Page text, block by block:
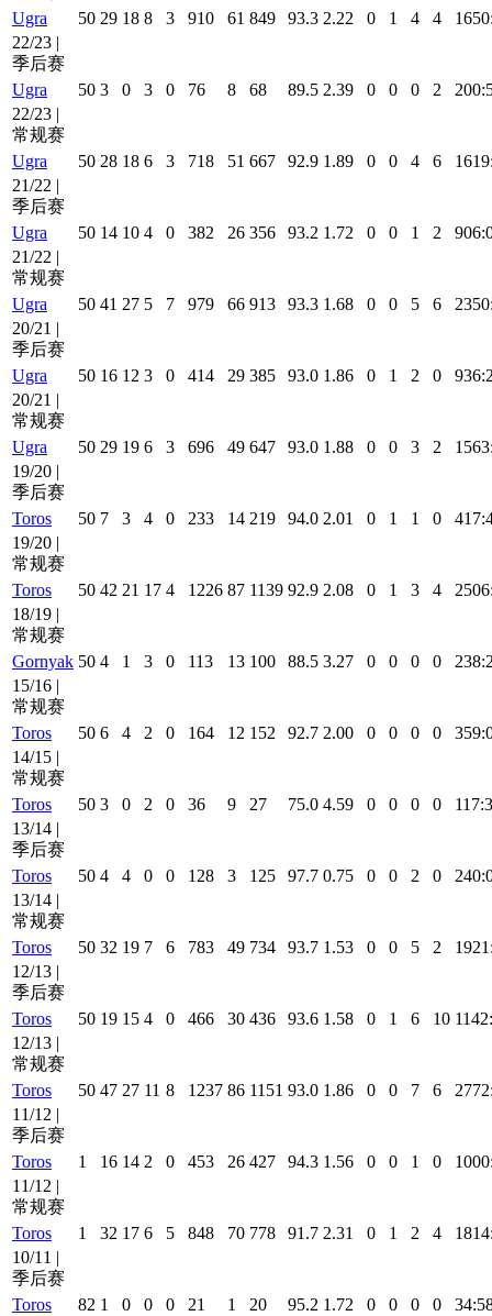
Ugra
50 29 18 8 3 910 61 849 93.3 2.22 0 1 4 4
22/23 |
季后赛
Ugra
50 3 0 3 0 76 8 68 89.5 2.39 0 0 0 2
22/23 |
常规赛
Ugra
50 28 18 6 3 718 51 667 92.9 1.89 0 0 4 6
21/22 |
季后赛
Ugra
50 14 10 4 0 382 26 356 93.2 1.72 0 0 1 2
21/22 |
常规赛
Ugra
50 41 27 5 7 979 66 913 93.3 1.68 0 0 5 6
20/21 |
季后赛
Ugra
50 16 12 3 0 414 29 385 93.0 1.86 0 1 2 0
20/21 |
常规赛
Ugra
50 29 19 6 3 696 49 647 93.0 1.88 0 0 3 2
19/20 |
季后赛
Toros
50 7 3 4 0 233 14 219 94.0 2.01 0 1 1 0
19/20 |
常规赛
Toros
50 42 21 17 4 1226 87 1139 92.9 2.08 0 1 3 4
18/19 |
常规赛
Gornyak 50 4 1 3 0 113 13 100 88.5 3.27 0 0 0 0
15/16 |
常规赛
Toros
50 6 4 2 0 164 12 152 92.7 2.00 0 0 0 0
14/15 |
常规赛
Toros
50 3 0 2 0 36 9 27 75.0 4.59 0 0 0 0
13/14 |
季后赛
Toros
50 4 4 0 0 128 3 125 97.7 0.75 0 0 2 0
13/14 |
常规赛
Toros
50 32 19 7 6 783 49 734 93.7 1.53 0 0 5 2
12/13 |
季后赛
Toros
50 19 15 4 0 466 30 436 93.6 1.58 0 1 6 10
12/13 |
常规赛
Toros
50 47 27 11 8 1237 86 1151 93.0 1.86 0 0 7 6
11/12 |
季后赛
Toros
1 16 14 2 0 453 26 427 94.3 1.56 0 0 1 0
11/12 |
常规赛
Toros
1 32 17 6 5 848 70 778 91.7 2.31 0 1 2 4
10/11 |
季后赛
Toros
82 1 0 0 0 21 1 20 95.2 1.72 0 0 0 0